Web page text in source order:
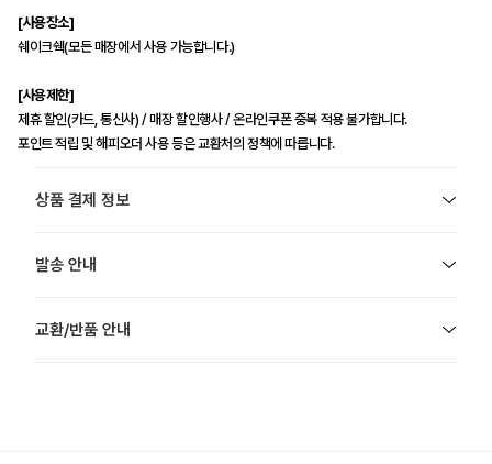
[사용장소]
쉐이크쉑(모든 매장에서 사용 가능합니다.)
[사용제한]
제휴 할인(카드, 통신사) / 매장 할인행사 / 온라인쿠폰 중복 적용 불가합니다.
포인트 적립 및 해피오더 사용 등은 교환처의 정책에 따릅니다.
상품 결제 정보
발송 안내
교환/반품 안내